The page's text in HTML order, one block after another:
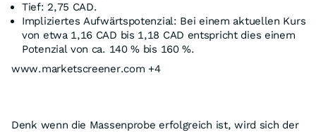
Tief: 2,75 CAD.
Impliziertes Aufwärtspotenzial: Bei einem aktuellen Kurs
von etwa 1,16 CAD bis 1,18 CAD entspricht dies einem
Potenzial von ca. 140 % bis 160 %.
www.marketscreener.com +4
Denk wenn die Massenprobe erfolgreich ist, wird sich der